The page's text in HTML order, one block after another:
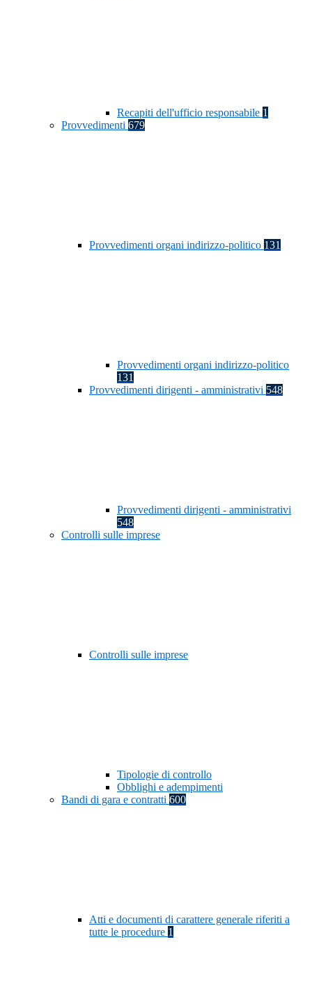
Recapiti dell'ufficio responsabile 1
Provvedimenti 679
Provvedimenti organi indirizzo-politico 131
Provvedimenti organi indirizzo-politico
131
Provvedimenti dirigenti - amministrativi 548
Provvedimenti dirigenti - amministrativi
548
Controlli sulle imprese
Controlli sulle imprese
Tipologie di controllo
Obblighi e adempimenti
Bandi di gara e contratti 600
Atti e documenti di carattere generale riferiti a
tutte le procedure 1